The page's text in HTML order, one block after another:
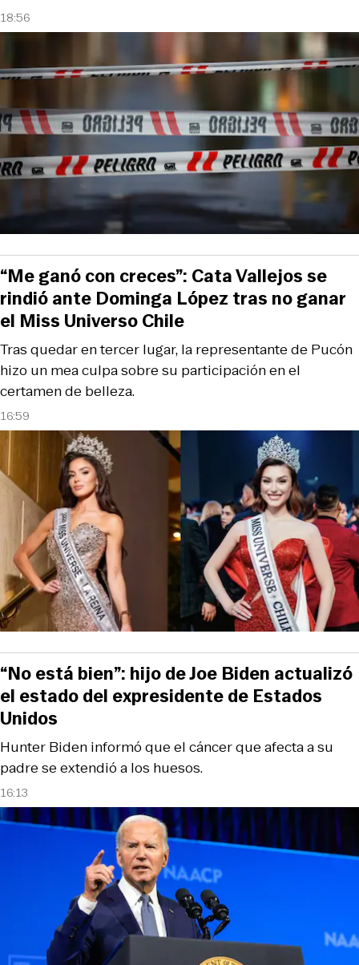
18:56
16:59
Tras quedar en tercer lugar, la representante de Pucón
hizo un mea culpa sobre su participación en el
certamen de belleza.
“Me ganó con creces”: Cata Vallejos se
rindió ante Dominga López tras no ganar
el Miss Universo Chile
16:13
Hunter Biden informó que el cáncer que afecta a su
padre se extendió a los huesos.
“No está bien”: hijo de Joe Biden actualizó
el estado del expresidente de Estados
Unidos